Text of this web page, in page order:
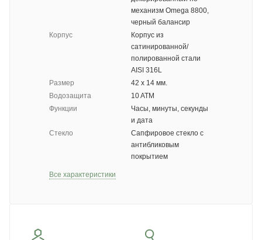
механизм Omega 8800,
черный балансир
Корпус
Корпус из
сатинированной/
полированной стали
AISI 316L
Размер
42 х 14 мм.
Водозащита
10 ATM
Функции
Часы, минуты, секунды
и дата
Стекло
Сапфировое стекло с
антибликовым
покрытием
Все характеристики